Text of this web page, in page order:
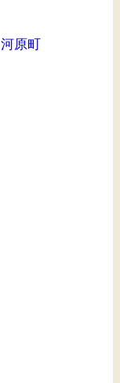
河原町